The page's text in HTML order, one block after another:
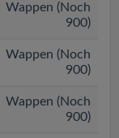
Wappen (Noch
900)
Wappen (Noch
900)
Wappen (Noch
900)